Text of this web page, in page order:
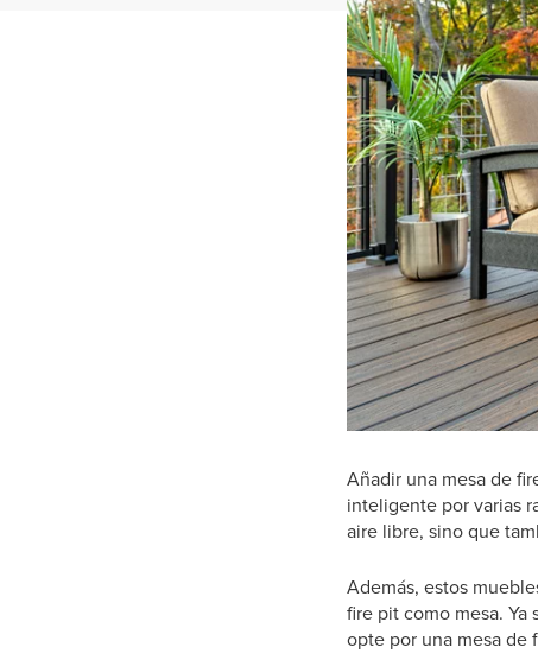
Añadir una mesa de
inteligente por varias
aire libre, sino que
Además, estos
fire pit como mesa.
opte por una mesa de